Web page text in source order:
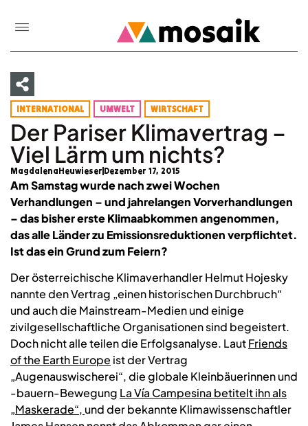
INTERNATIONAL UMWELT WIRTSCHAFT
Der Pariser Klimavertrag –
Viel Lärm um nichts?
MagdalenaHeuwieser Dezember 17, 2015
Am Samstag wurde nach zwei Wochen
Verhandlungen – und jahrelangen Vorverhandlungen
– das bisher erste Klimaabkommen angenommen,
das alle Länder zu Emissionsreduktionen verpflichtet.
Ist das ein Grund zum Feiern?
Der österreichische Klimaverhandler Helmut Hojesky
nannte den Vertrag „einen historischen Durchbruch“
und auch die Mainstream-Medien und einige
zivilgesellschaftliche Organisationen sind begeistert.
Doch nicht alle teilen die Erfolgsanalyse. LautFriends
of the Earth Europe ist der Vertrag
„Augenauswischerei“, die globale Kleinbäuerinnen und
-bauern-Bewegung La Vía Campesina betitelt ihn als
„Maskerade“, und der bekannte Klimawissenschaftler